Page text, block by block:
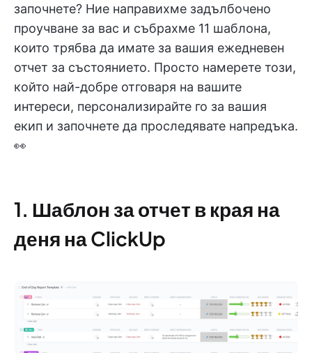
започнете? Ние направихме задълбочено
проучване за вас и събрахме 11 шаблона,
които трябва да имате за вашия ежедневен
отчет за състоянието. Просто намерете този,
който най-добре отговаря на вашите
интереси, персонализирайте го за вашия
екип и започнете да проследявате напредъка.
👀
1. Шаблон за отчет в края на
деня на ClickUp